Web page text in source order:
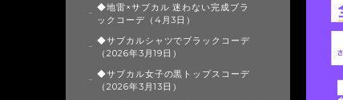
◆地雷×サブカル 迷わない完成ブラ
ックコーデ（4月3日）
◆サブカルシャツでブラックコーデ
（2026年3月19日）
◆サブカル女子の黒トップスコーデ
（2026年3月13日）